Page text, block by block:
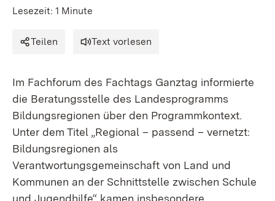
Lesezeit: 1 Minute
Teilen Text vorlesen
Im Fachforum des Fachtags Ganztag informierte
die Beratungsstelle des Landesprogramms
Bildungsregionen über den Programmkontext.
Unter dem Titel „Regional – passend – vernetzt:
Bildungsregionen als
Verantwortungsgemeinschaft von Land und
Kommunen an der Schnittstelle zwischen Schule
und Jugendhilfe“ kamen insbesondere